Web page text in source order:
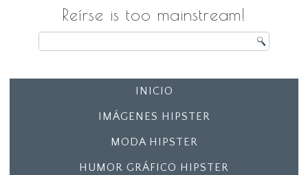
Reírse is too mainstream!
INICIO
IMÁGENES HIPSTER
MODA HIPSTER
HUMOR GRÁFICO HIPSTER